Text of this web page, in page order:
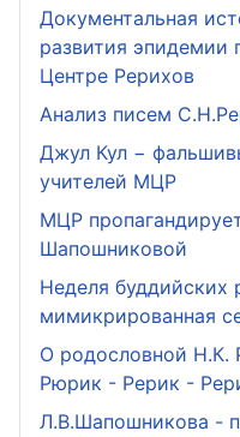
Документальная
развития
Центре Рерихов
Анализ писем
Джул Кул −
учителей МЦР
МЦР
Шапошниковой
Неделя буддийских
мимикрированная
О родословной Н.К.
Рюрик - Рерик -
Л.В.Шапошникова -